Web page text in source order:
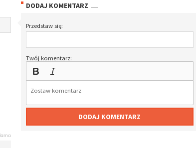
DODAJ KOMENTARZ
Przedstaw się:
Twój komentarz:
DODAJ KOMENTARZ